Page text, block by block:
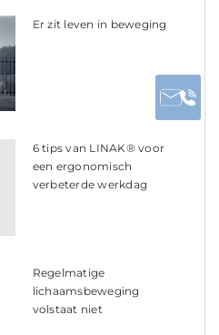
Er zit leven in beweging
6 tips van LINAK® voor
een ergonomisch
verbeterde werkdag
Regelmatige
lichaamsbeweging
volstaat niet